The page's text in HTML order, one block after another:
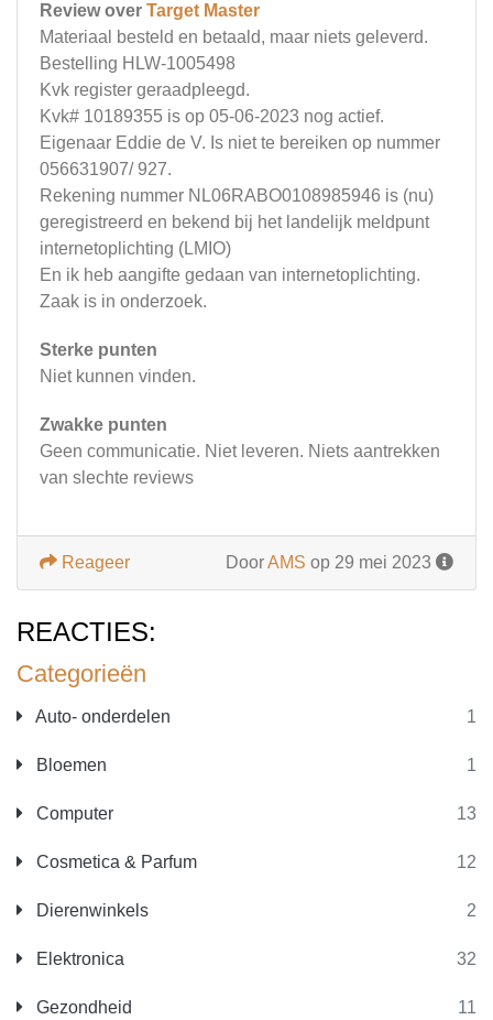
Categorieën
Auto- onderdelen 1
Bloemen 1
Computer 13
Cosmetica & Parfum 12
Dierenwinkels 2
Elektronica 32
Gezondheid 11
Review over Target Master
Materiaal besteld en betaald, maar niets geleverd.
Bestelling HLW-1005498
Kvk register geraadpleegd.
Kvk# 10189355 is op 05-06-2023 nog actief.
Eigenaar Eddie de V. Is niet te bereiken op nummer
056631907/ 927.
Rekening nummer NL06RABO0108985946 is (nu)
geregistreerd en bekend bij het landelijk meldpunt
internetoplichting (LMIO)
En ik heb aangifte gedaan van internetoplichting.
Zaak is in onderzoek.
Sterke punten
Niet kunnen vinden.
Zwakke punten
Geen communicatie. Niet leveren. Niets aantrekken
van slechte reviews
DoorAMS op 29 mei 2023
Reageer
REACTIES: